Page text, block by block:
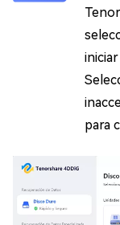
para